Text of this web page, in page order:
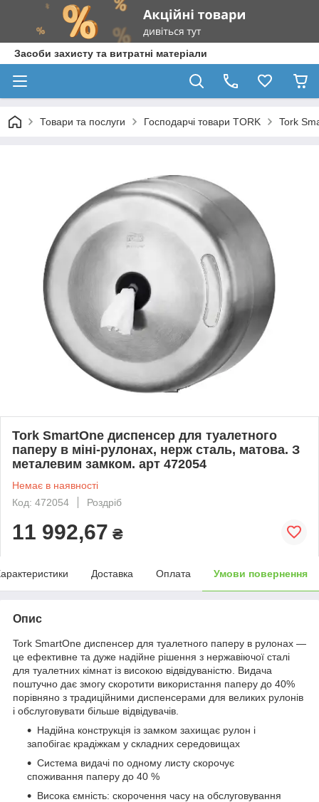
Засоби захисту та витратні матеріали
Товари та послуги Господарчі товари TORK Tork
Tork SmartOne диспенсер для туалетного
паперу в міні-рулонах, нерж сталь, матова. З
металевим замком. арт 472054
Немає в наявності
Код: 472054
Роздріб
11 992,67 ₴
Доставка Оплата Умови повернення
Опис
Tork SmartOne диспенсер для туалетного паперу в рулонах —
це ефективне та дуже надійне рішення з нержавіючої сталі
для туалетних кімнат із високою відвідуваністю. Видача
поштучно дає змогу скоротити використання паперу до 40%
порівняно з традиційними диспенсерами для великих рулонів
і обслуговувати більше відвідувачів.
Надійна конструкція із замком захищає рулон і
запобігає крадіжкам у складних середовищах
Система видачі по одному листу скорочує
споживання паперу до 40 %
Висока ємність: скорочення часу на обслуговування